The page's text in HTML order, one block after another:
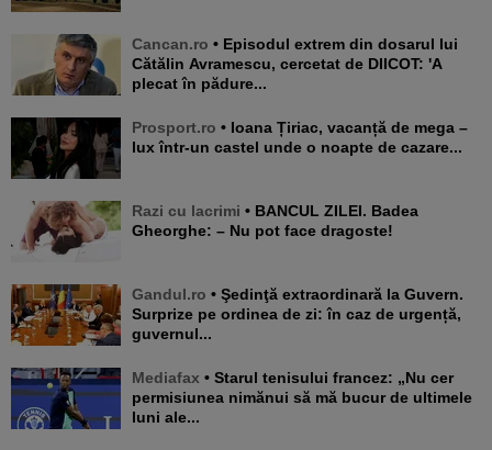
Cancan.ro • Episodul extrem din dosarul lui
Cătălin Avramescu, cercetat de DIICOT: 'A
plecat în pădure...
Prosport.ro • Ioana Țiriac, vacanță de mega –
lux într-un castel unde o noapte de cazare...
Razi cu lacrimi • BANCUL ZILEI. Badea
Gheorghe: – Nu pot face dragoste!
Gandul.ro • Şedinţă extraordinară la Guvern.
Surprize pe ordinea de zi: în caz de urgență,
guvernul...
Mediafax • Starul tenisului francez: „Nu cer
permisiunea nimănui să mă bucur de ultimele
luni ale...